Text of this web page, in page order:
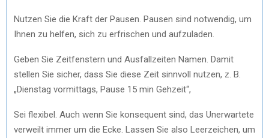
Nutzen Sie die Kraft der Pausen. Pausen sind notwendig, um
Ihnen zu helfen, sich zu erfrischen und aufzuladen.
Geben Sie Zeitfenstern und Ausfallzeiten Namen. Damit
stellen Sie sicher, dass Sie diese Zeit sinnvoll nutzen, z. B.
„Dienstag vormittags, Pause 15 min Gehzeit“,
Sei flexibel. Auch wenn Sie konsequent sind, das Unerwartete
verweilt immer um die Ecke. Lassen Sie also Leerzeichen, um